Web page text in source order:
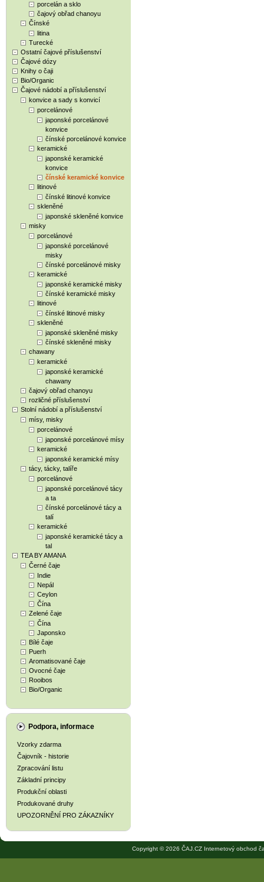
porcelán a sklo
čajový obřad chanoyu
Čínské
litina
Turecké
Ostatní čajové příslušenství
Čajové dózy
Knihy o čaji
Bio/Organic
Čajové nádobí a příslušenství
konvice a sady s konvicí
porcelánové
japonské porcelánové
konvice
čínské porcelánové konvice
keramické
japonské keramické
konvice
čínské keramické konvice
litinové
čínské litinové konvice
skleněné
japonské skleněné konvice
misky
porcelánové
japonské porcelánové
misky
čínské porcelánové misky
keramické
japonské keramické misky
čínské keramické misky
litinové
čínské litinové misky
skleněné
japonské skleněné misky
čínské skleněné misky
chawany
keramické
japonské keramické
chawany
čajový obřad chanoyu
rozličné příslušenství
Stolní nádobí a příslušenství
mísy, misky
porcelánové
japonské porcelánové mísy
keramické
japonské keramické mísy
tácy, tácky, talíře
porcelánové
japonské porcelánové tácy
a ta
čínské porcelánové tácy a
talí
keramické
japonské keramické tácy a
tal
TEA BY AMANA
Černé čaje
Indie
Nepál
Ceylon
Čína
Zelené čaje
Čína
Japonsko
Bílé čaje
Puerh
Aromatisované čaje
Ovocné čaje
Rooibos
Bio/Organic
Podpora, informace
Vzorky zdarma
Čajovník - historie
Zpracování listu
Základní principy
Produkční oblasti
Produkované druhy
UPOZORNĚNÍ PRO ZÁKAZNÍKY
Copyright © 2026 ČAJ.CZ Internetový obchod